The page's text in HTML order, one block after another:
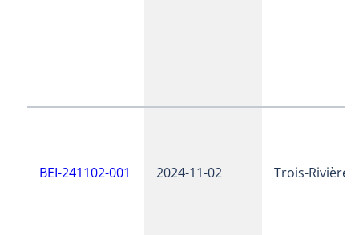
BEI-241102-001 2024-11-02 Trois-Rivières